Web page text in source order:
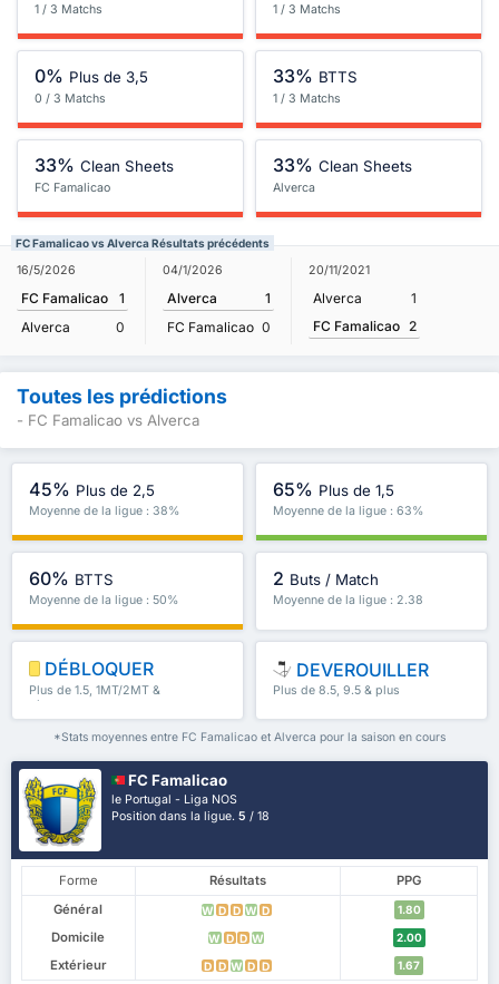
1 / 3 Matchs 1 / 3 Matchs
0% Plus de 3,5
0 / 3 Matchs
33% BTTS
1 / 3 Matchs
33% Clean Sheets
FC Famalicao
33% Clean Sheets
Alverca
FC Famalicao vs Alverca Résultats précédents
16/5/2026
FC Famalicao
1
Alverca
0
04/1/2026
Alverca
1
FC Famalicao 0
20/11/2021
Alverca
1
FC Famalicao 2
Toutes les prédictions
- FC Famalicao vs Alverca
45% Plus de 2,5
Moyenne de la ligue : 38%
65% Plus de 1,5
Moyenne de la ligue : 63%
60% BTTS
Moyenne de la ligue : 50%
2 Buts / Match
Moyenne de la ligue : 2.38
DÉBLOQUER
Plus de 1.5, 1MT/2MT &
plus
DEVEROUILLER
Plus de 8.5, 9.5 & plus
*Stats moyennes entre FC Famalicao et Alverca pour la saison en cours
FC Famalicao
le Portugal - Liga NOS
Position dans la ligue.5 / 18
Forme Résultats
PPG
Général
W D D W D 1.80
Domicile W D D W 2.00
Extérieur D D W D D 1.67